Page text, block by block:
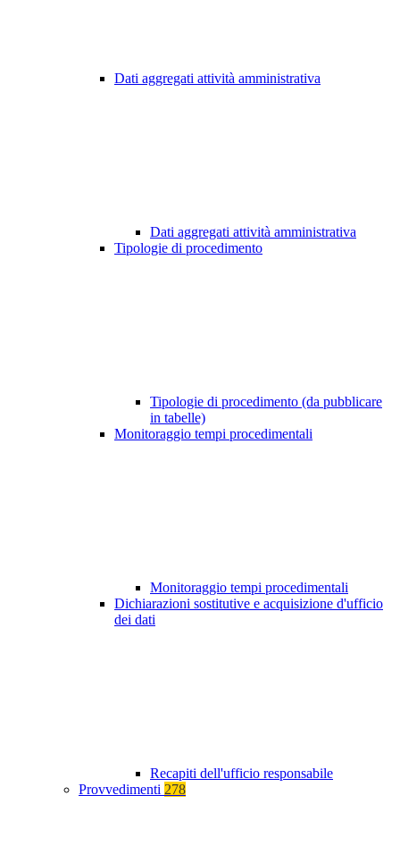
Dati aggregati attività amministrativa
Dati aggregati attività amministrativa
Tipologie di procedimento
Tipologie di procedimento (da pubblicare
in tabelle)
Monitoraggio tempi procedimentali
Monitoraggio tempi procedimentali
Dichiarazioni sostitutive e acquisizione d'ufficio
dei dati
Recapiti dell'ufficio responsabile
Provvedimenti 278